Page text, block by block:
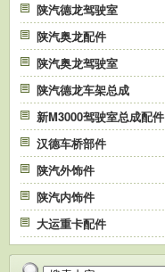
陕汽德龙驾驶室
陕汽奥龙配件
陕汽奥龙驾驶室
陕汽德龙车架总成
新M3000驾驶室总成配件
汉德车桥部件
陕汽外饰件
陕汽内饰件
大运重卡配件